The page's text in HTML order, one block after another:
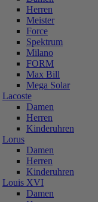
Herren
Meister
Force
Spektrum
Milano
FORM
Max Bill
Mega Solar
Lacoste
Damen
Herren
Kinderuhren
Lorus
Damen
Herren
Kinderuhren
Louis XVI
Damen